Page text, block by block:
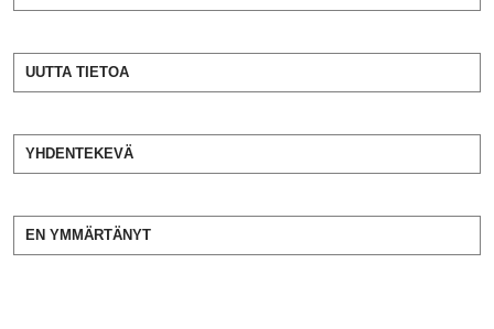
UUTTA TIETOA
YHDENTEKEVÄ
EN YMMÄRTÄNYT